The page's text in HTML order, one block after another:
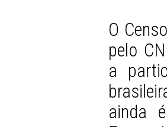
O
pelo
a
ainda